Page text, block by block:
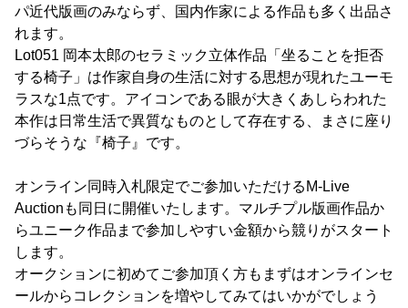
パ近代版画のみならず、国内作家による作品も多く出品さ
れます。
Lot051 岡本太郎のセラミック立体作品「坐ることを拒否
する椅子」は作家自身の生活に対する思想が現れたユーモ
ラスな1点です。アイコンである眼が大きくあしらわれた
本作は日常生活で異質なものとして存在する、まさに座り
づらそうな『椅子』です。
オンライン同時入札限定でご参加いただけるM-Live
Auctionも同日に開催いたします。マルチプル版画作品か
らユニーク作品まで参加しやすい金額から競りがスタート
します。
オークションに初めてご参加頂く方もまずはオンラインセ
ールからコレクションを増やしてみてはいかがでしょう